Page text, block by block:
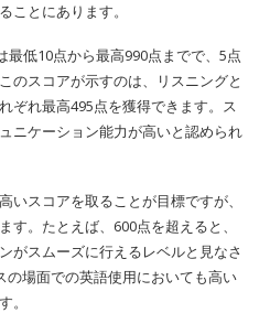
ことにあります。
最低10点から最高990点までで、5点
のスコアが示すのは、リスニングと
ぞれ最高495点を獲得できます。ス
ニケーション能力が高いと認められ
いスコアを取ることが目標ですが、
す。たとえば、600点を超えると、
がスムーズに行えるレベルと見なさ
場面での英語使用においても高い
。